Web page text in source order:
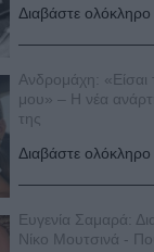
Διαβάστε ολόκληρο
Ανδρομάχη:
μου» – Η νέα
της
Διαβάστε ολόκληρο
Ευγενία Σαμαρά:
Νίκο Μουτσινά -